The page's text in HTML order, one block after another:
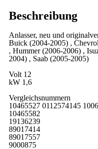
Beschreibung
Anlasser, neu und
Buick (2004-2005) ,
, Hummer (2006-2006) ,
2004) , Saab (2005-2005)
Volt 12
kW 1,6
Vergleichsnummern
10465527 0112574145
10465582
19136239
89017414
89017557
9000875